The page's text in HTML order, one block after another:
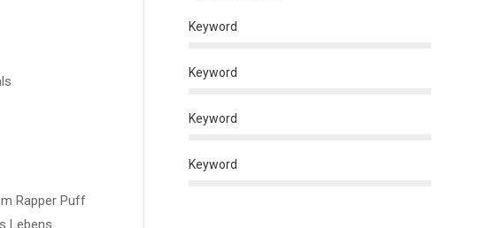
Rapper Puff
Lebens.
Keyword
Keyword
Keyword
Keyword